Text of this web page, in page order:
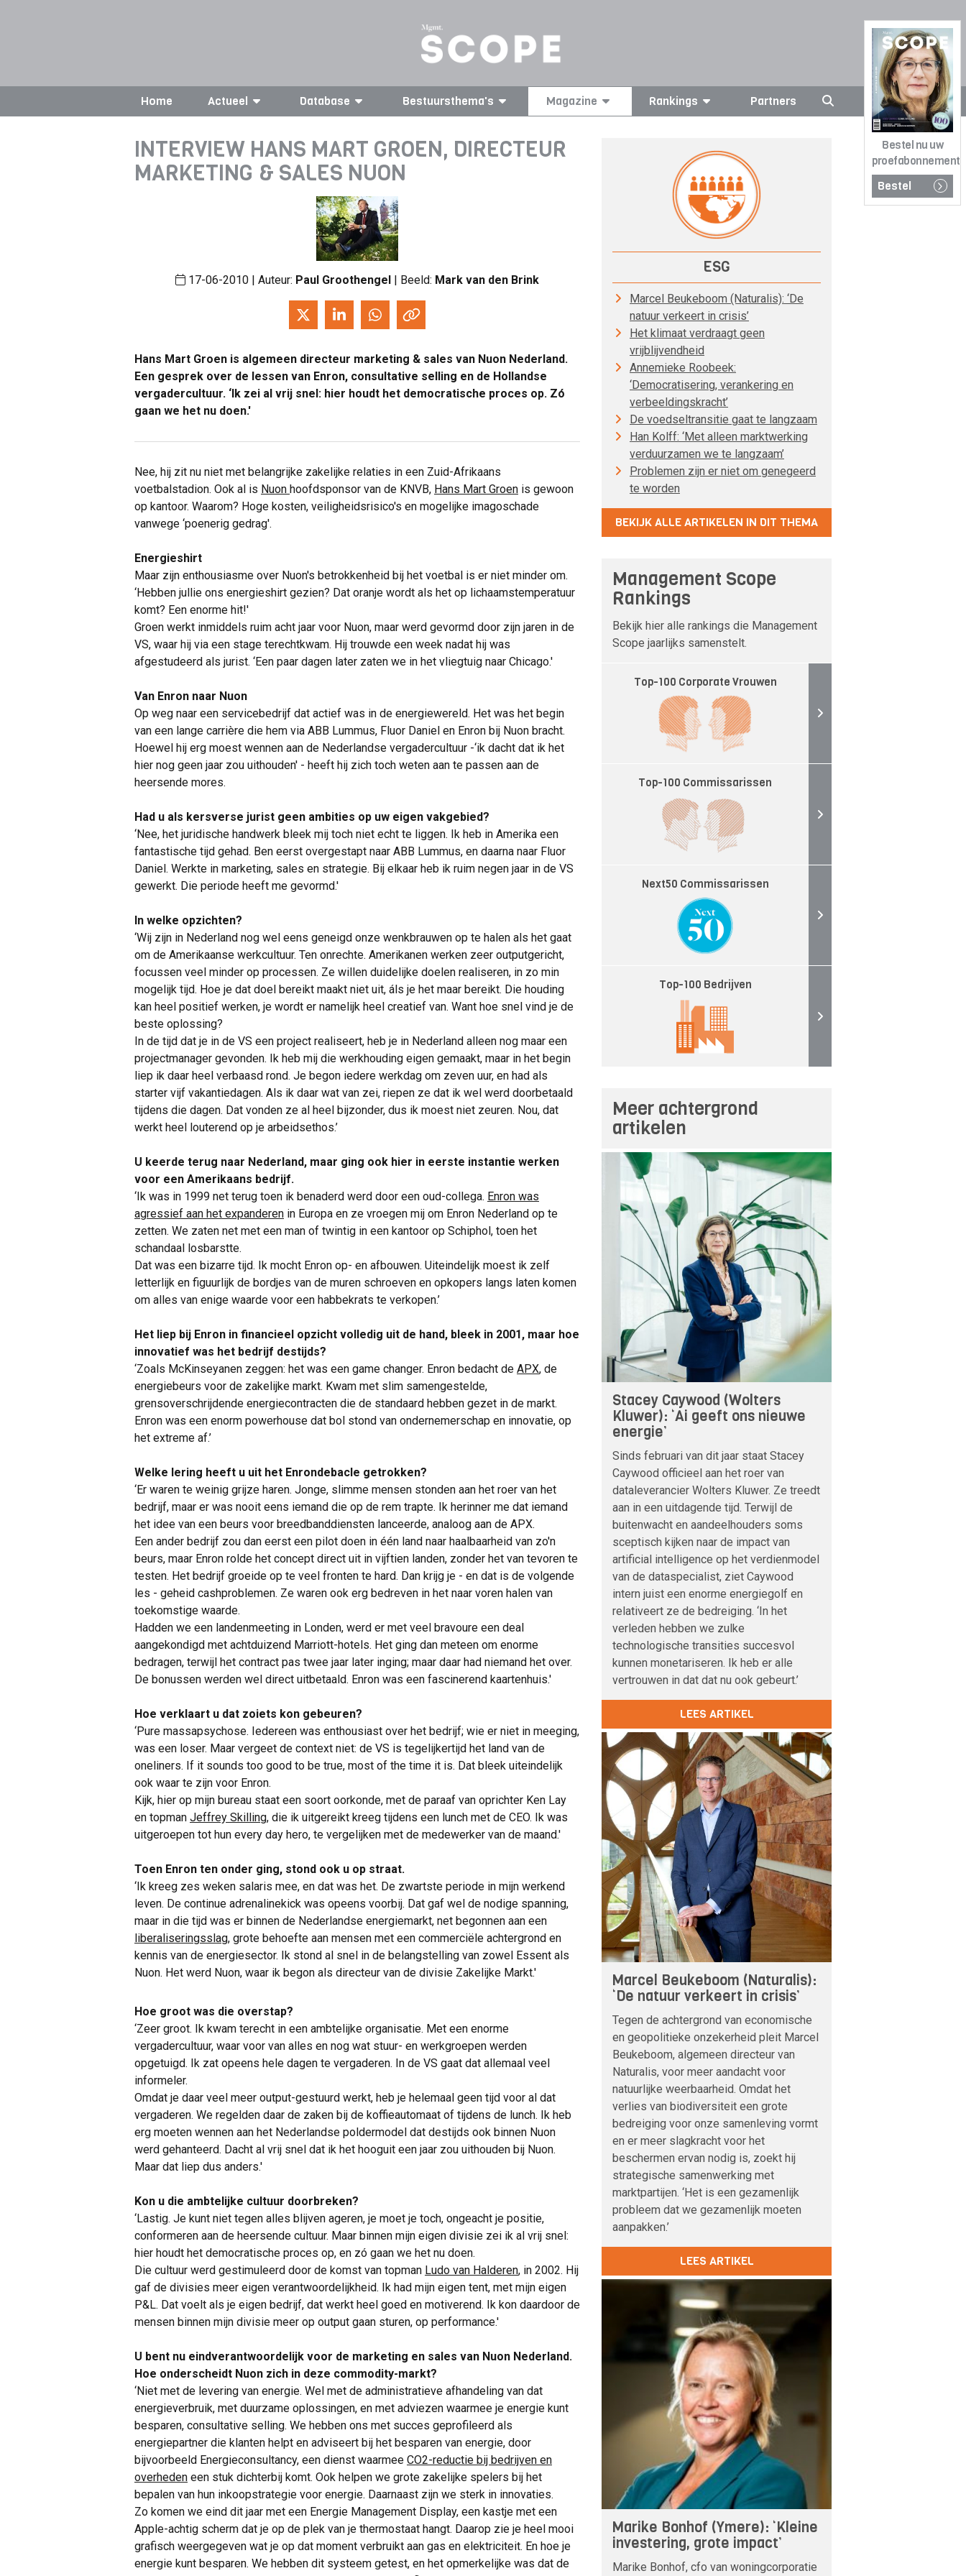
Bestel nu uw
proefabonnement
Bestel
Home Actueel Database Bestuursthema's Magazine Rankings Partners
INTERVIEW HANS MART GROEN, DIRECTEUR
MARKETING & SALES NUON
17-06-2010 | Auteur: Paul Groothengel | Beeld: Mark van den Brink
Hans Mart Groen is algemeen directeur marketing & sales van Nuon Nederland.
Een gesprek over de lessen van Enron, consultative selling en de Hollandse
vergadercultuur. ‘Ik zei al vrij snel: hier houdt het democratische proces op. Zó
gaan we het nu doen.'
Nee, hij zit nu niet met belangrijke zakelijke relaties in een Zuid-Afrikaans
voetbalstadion. Ook al is Nuon hoofdsponsor van de KNVB, Hans Mart Groen is gewoon
op kantoor. Waarom? Hoge kosten, veiligheidsrisico's en mogelijke imagoschade
vanwege ‘poenerig gedrag'.
Energieshirt
Maar zijn enthousiasme over Nuon's betrokkenheid bij het voetbal is er niet minder om.
‘Hebben jullie ons energieshirt gezien? Dat oranje wordt als het op lichaamstemperatuur
komt? Een enorme hit!'
Groen werkt inmiddels ruim acht jaar voor Nuon, maar werd gevormd door zijn jaren in de
VS, waar hij via een stage terechtkwam. Hij trouwde een week nadat hij was
afgestudeerd als jurist. ‘Een paar dagen later zaten we in het vliegtuig naar Chicago.'
Van Enron naar Nuon
Op weg naar een servicebedrijf dat actief was in de energiewereld. Het was het begin
van een lange carrière die hem via ABB Lummus, Fluor Daniel en Enron bij Nuon bracht.
Hoewel hij erg moest wennen aan de Nederlandse vergadercultuur -‘ik dacht dat ik het
hier nog geen jaar zou uithouden' - heeft hij zich toch weten aan te passen aan de
heersende mores.
Had u als kersverse jurist geen ambities op uw eigen vakgebied?
‘Nee, het juridische handwerk bleek mij toch niet echt te liggen. Ik heb in Amerika een
fantastische tijd gehad. Ben eerst overgestapt naar ABB Lummus, en daarna naar Fluor
Daniel. Werkte in marketing, sales en strategie. Bij elkaar heb ik ruim negen jaar in de VS
gewerkt. Die periode heeft me gevormd.'
In welke opzichten?
‘Wij zijn in Nederland nog wel eens geneigd onze wenkbrauwen op te halen als het gaat
om de Amerikaanse werkcultuur. Ten onrechte. Amerikanen werken zeer outputgericht,
focussen veel minder op processen. Ze willen duidelijke doelen realiseren, in zo min
mogelijk tijd. Hoe je dat doel bereikt maakt niet uit, áls je het maar bereikt. Die houding
kan heel positief werken, je wordt er namelijk heel creatief van. Want hoe snel vind je de
beste oplossing?
In de tijd dat je in de VS een project realiseert, heb je in Nederland alleen nog maar een
projectmanager gevonden. Ik heb mij die werkhouding eigen gemaakt, maar in het begin
liep ik daar heel verbaasd rond. Je begon iedere werkdag om zeven uur, en had als
starter vijf vakantiedagen. Als ik daar wat van zei, riepen ze dat ik wel werd doorbetaald
tijdens die dagen. Dat vonden ze al heel bijzonder, dus ik moest niet zeuren. Nou, dat
werkt heel louterend op je arbeidsethos.’
U keerde terug naar Nederland, maar ging ook hier in eerste instantie werken
voor een Amerikaans bedrijf.
‘Ik was in 1999 net terug toen ik benaderd werd door een oud-collega. Enron was
agressief aan het expanderen in Europa en ze vroegen mij om Enron Nederland op te
zetten. We zaten net met een man of twintig in een kantoor op Schiphol, toen het
schandaal losbarstte.
Dat was een bizarre tijd. Ik mocht Enron op- en afbouwen. Uiteindelijk moest ik zelf
letterlijk en figuurlijk de bordjes van de muren schroeven en opkopers langs laten komen
om alles van enige waarde voor een habbekrats te verkopen.’
Het liep bij Enron in financieel opzicht volledig uit de hand, bleek in 2001, maar hoe
innovatief was het bedrijf destijds?
‘Zoals McKinseyanen zeggen: het was een game changer. Enron bedacht de APX, de
energiebeurs voor de zakelijke markt. Kwam met slim samengestelde,
grensoverschrijdende energiecontracten die de standaard hebben gezet in de markt.
Enron was een enorm powerhouse dat bol stond van ondernemerschap en innovatie, op
het extreme af.’
Welke lering heeft u uit het Enrondebacle getrokken?
‘Er waren te weinig grijze haren. Jonge, slimme mensen stonden aan het roer van het
bedrijf, maar er was nooit eens iemand die op de rem trapte. Ik herinner me dat iemand
het idee van een beurs voor breedbanddiensten lanceerde, analoog aan de APX.
Een ander bedrijf zou dan eerst een pilot doen in één land naar haalbaarheid van zo'n
beurs, maar Enron rolde het concept direct uit in vijftien landen, zonder het van tevoren te
testen. Het bedrijf groeide op te veel fronten te hard. Dan krijg je - en dat is de volgende
les - geheid cashproblemen. Ze waren ook erg bedreven in het naar voren halen van
toekomstige waarde.
Hadden we een landenmeeting in Londen, werd er met veel bravoure een deal
aangekondigd met achtduizend Marriott-hotels. Het ging dan meteen om enorme
bedragen, terwijl het contract pas twee jaar later inging; maar daar had niemand het over.
De bonussen werden wel direct uitbetaald. Enron was een fascinerend kaartenhuis.'
Hoe verklaart u dat zoiets kon gebeuren?
‘Pure massapsychose. Iedereen was enthousiast over het bedrijf; wie er niet in meeging,
was een loser. Maar vergeet de context niet: de VS is tegelijkertijd het land van de
oneliners. If it sounds too good to be true, most of the time it is. Dat bleek uiteindelijk
ook waar te zijn voor Enron.
Kijk, hier op mijn bureau staat een soort oorkonde, met de paraaf van oprichter Ken Lay
en topman Jeffrey Skilling, die ik uitgereikt kreeg tijdens een lunch met de CEO. Ik was
uitgeroepen tot hun every day hero, te vergelijken met de medewerker van de maand.'
Toen Enron ten onder ging, stond ook u op straat.
‘Ik kreeg zes weken salaris mee, en dat was het. De zwartste periode in mijn werkend
leven. De continue adrenalinekick was opeens voorbij. Dat gaf wel de nodige spanning,
maar in die tijd was er binnen de Nederlandse energiemarkt, net begonnen aan een
liberaliseringsslag, grote behoefte aan mensen met een commerciële achtergrond en
kennis van de energiesector. Ik stond al snel in de belangstelling van zowel Essent als
Nuon. Het werd Nuon, waar ik begon als directeur van de divisie Zakelijke Markt.'
Hoe groot was die overstap?
‘Zeer groot. Ik kwam terecht in een ambtelijke organisatie. Met een enorme
vergadercultuur, waar voor van alles en nog wat stuur- en werkgroepen werden
opgetuigd. Ik zat opeens hele dagen te vergaderen. In de VS gaat dat allemaal veel
informeler.
Omdat je daar veel meer output-gestuurd werkt, heb je helemaal geen tijd voor al dat
vergaderen. We regelden daar de zaken bij de koffieautomaat of tijdens de lunch. Ik heb
erg moeten wennen aan het Nederlandse poldermodel dat destijds ook binnen Nuon
werd gehanteerd. Dacht al vrij snel dat ik het hooguit een jaar zou uithouden bij Nuon.
Maar dat liep dus anders.'
Kon u die ambtelijke cultuur doorbreken?
‘Lastig. Je kunt niet tegen alles blijven ageren, je moet je toch, ongeacht je positie,
conformeren aan de heersende cultuur. Maar binnen mijn eigen divisie zei ik al vrij snel:
hier houdt het democratische proces op, en zó gaan we het nu doen.
Die cultuur werd gestimuleerd door de komst van topman Ludo van Halderen, in 2002. Hij
gaf de divisies meer eigen verantwoordelijkheid. Ik had mijn eigen tent, met mijn eigen
P&L. Dat voelt als je eigen bedrijf, dat werkt heel goed en motiverend. Ik kon daardoor de
mensen binnen mijn divisie meer op output gaan sturen, op performance.'
U bent nu eindverantwoordelijk voor de marketing en sales van Nuon Nederland.
Hoe onderscheidt Nuon zich in deze commodity-markt?
‘Niet met de levering van energie. Wel met de administratieve afhandeling van dat
energieverbruik, met duurzame oplossingen, en met adviezen waarmee je energie kunt
besparen, consultative selling. We hebben ons met succes geprofileerd als
energiepartner die klanten helpt en adviseert bij het besparen van energie, door
bijvoorbeeld Energieconsultancy, een dienst waarmee CO2-reductie bij bedrijven en
overheden een stuk dichterbij komt. Ook helpen we grote zakelijke spelers bij het
bepalen van hun inkoopstrategie voor energie. Daarnaast zijn we sterk in innovaties.
Zo komen we eind dit jaar met een Energie Management Display, een kastje met een
Apple-achtig scherm dat je op de plek van je thermostaat hangt. Daarop zie je heel mooi
grafisch weergegeven wat je op dat moment verbruikt aan gas en elektriciteit. En hoe je
energie kunt besparen. We hebben dit systeem getest, en het opmerkelijke was dat de
ESG
Marcel Beukeboom (Naturalis): ‘De
natuur verkeert in crisis’
Het klimaat verdraagt geen
vrijblijvendheid
Annemieke Roobeek:
‘Democratisering, verankering en
verbeeldingskracht’
De voedseltransitie gaat te langzaam
Han Kolff: ‘Met alleen marktwerking
verduurzamen we te langzaam’
Problemen zijn er niet om genegeerd
te worden
BEKIJK ALLE ARTIKELEN IN DIT THEMA
Management Scope
Rankings
Bekijk hier alle rankings die Management
Scope jaarlijks samenstelt.
Top-100 Corporate Vrouwen
Top-100 Commissarissen
Next50 Commissarissen
Top-100 Bedrijven
Meer achtergrond
artikelen
Stacey Caywood (Wolters
Kluwer): ‘Ai geeft ons nieuwe
energie’
Sinds februari van dit jaar staat Stacey
Caywood officieel aan het roer van
dataleverancier Wolters Kluwer. Ze treedt
aan in een uitdagende tijd. Terwijl de
buitenwacht en aandeelhouders soms
sceptisch kijken naar de impact van
artificial intelligence op het verdienmodel
van de dataspecialist, ziet Caywood
intern juist een enorme energiegolf en
relativeert ze de bedreiging. ‘In het
verleden hebben we zulke
technologische transities succesvol
kunnen monetariseren. Ik heb er alle
vertrouwen in dat dat nu ook gebeurt.’
LEES ARTIKEL
Marcel Beukeboom (Naturalis):
‘De natuur verkeert in crisis’
Tegen de achtergrond van economische
en geopolitieke onzekerheid pleit Marcel
Beukeboom, algemeen directeur van
Naturalis, voor meer aandacht voor
natuurlijke weerbaarheid. Omdat het
verlies van biodiversiteit een grote
bedreiging voor onze samenleving vormt
en er meer slagkracht voor het
beschermen ervan nodig is, zoekt hij
strategische samenwerking met
marktpartijen. ‘Het is een gezamenlijk
probleem dat we gezamenlijk moeten
aanpakken.’
LEES ARTIKEL
Marike Bonhof (Ymere): ‘Kleine
investering, grote impact’
Marike Bonhof, cfo van woningcorporatie